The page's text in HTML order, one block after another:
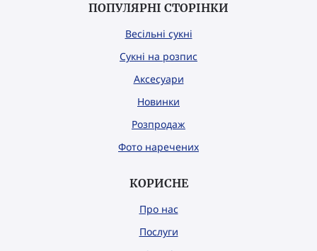
ПОПУЛЯРНІ СТОРІНКИ
Весільні сукні
Сукні на розпис
Аксесуари
Новинки
Розпродаж
Фото наречених
КОРИСНЕ
Про нас
Послуги